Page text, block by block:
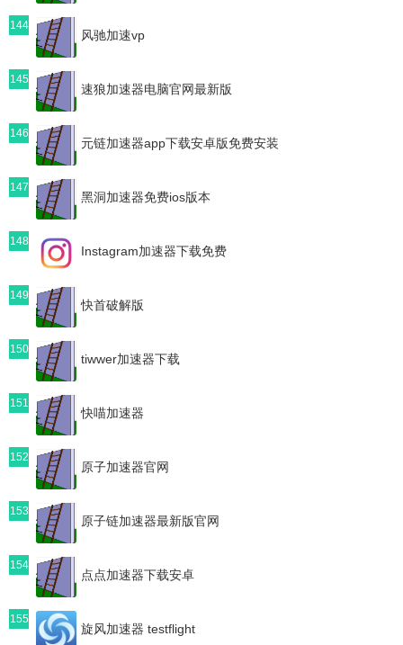
144
风驰加速vp
145
速狼加速器电脑官网最新版
146
元链加速器app下载安卓版免费安装
147
黑洞加速器免费ios版本
148
Instagram加速器下载免费
149
快首破解版
150
tiwwer加速器下载
151
快喵加速器
152
原子加速器官网
153
原子链加速器最新版官网
154
点点加速器下载安卓
155
旋风加速器 testflight